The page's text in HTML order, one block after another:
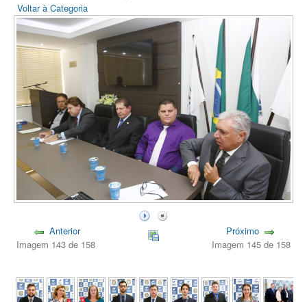
Voltar à Categoria
Anterior
Imagem 143 de 158
Próximo
Imagem 145 de 158